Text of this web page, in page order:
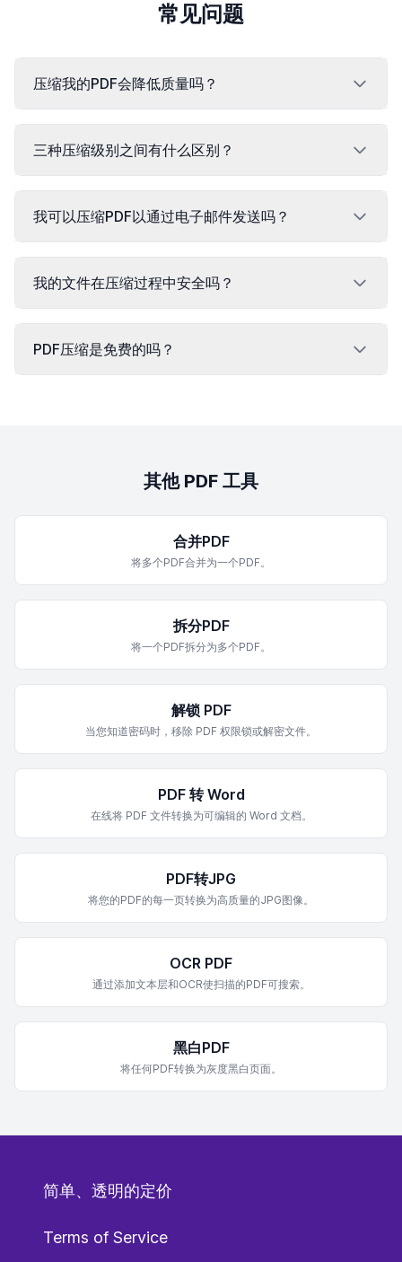
常见问题
压缩我的PDF会降低质量吗？
三种压缩级别之间有什么区别？
我可以压缩PDF以通过电子邮件发送吗？
我的文件在压缩过程中安全吗？
PDF压缩是免费的吗？
其他 PDF 工具
合并PDF
将多个PDF合并为一个PDF。
拆分PDF
将一个PDF拆分为多个PDF。
解锁 PDF
当您知道密码时，移除 PDF 权限锁或解密文件。
PDF 转 Word
在线将 PDF 文件转换为可编辑的 Word 文档。
PDF转JPG
将您的PDF的每一页转换为高质量的JPG图像。
OCR PDF
通过添加文本层和OCR使扫描的PDF可搜索。
黑白PDF
将任何PDF转换为灰度黑白页面。
简单、透明的定价
Terms of Service